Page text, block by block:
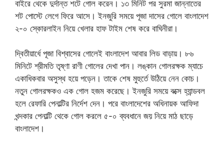
বাইরে থেকে দুর্দান্ত শটে গোল করেন। ১৩ মিনিট পর সুরমা জান্নাতের
শট পোস্টে লেগে ফিরে আসে। ইনজুরি সময়ে পূজা দাসের গোলে বাংলাদেশ
২-০ স্কোরলাইন নিয়ে খেলার হাফ টাইম শেষ করে বাঘিনীরা।
দ্বিতীয়ার্ধে পূজা বিশ্বাসের গোলেই বাংলাদেশ আবার লিড বাড়ায়। ৮৬
মিনিটে শ্রীমতি তৃষ্ণা রাণী গোলের দেখা পান। লঙ্কান গোলরক্ষক ম্যাচে
একাধিকবার অসুস্থ হয়ে পড়েন। তাকে শেষ মুহুর্তে উঠিয়ে নেন কোচ।
নতুন গোলরক্ষকও এক গোল হজম করেছে। ইনজুরি সময়ে বক্সে হ্যান্ডবল
হলে রেফারি পেনাল্টির নির্দেশ দেন। পরে বাংলাদেশের অধিনায়ক আফিদা
খন্দকার পেনাল্টি থেকে গোল করলে ৫-০ ব্যবধানে জয় নিয়ে মাঠ ছাড়ে
বাংলাদেশ।